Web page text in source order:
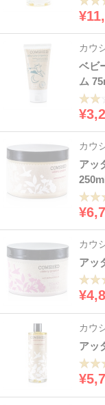
カウ
ベビ
ム
カウ
アッ
カウ
アッ
カウ
アッ